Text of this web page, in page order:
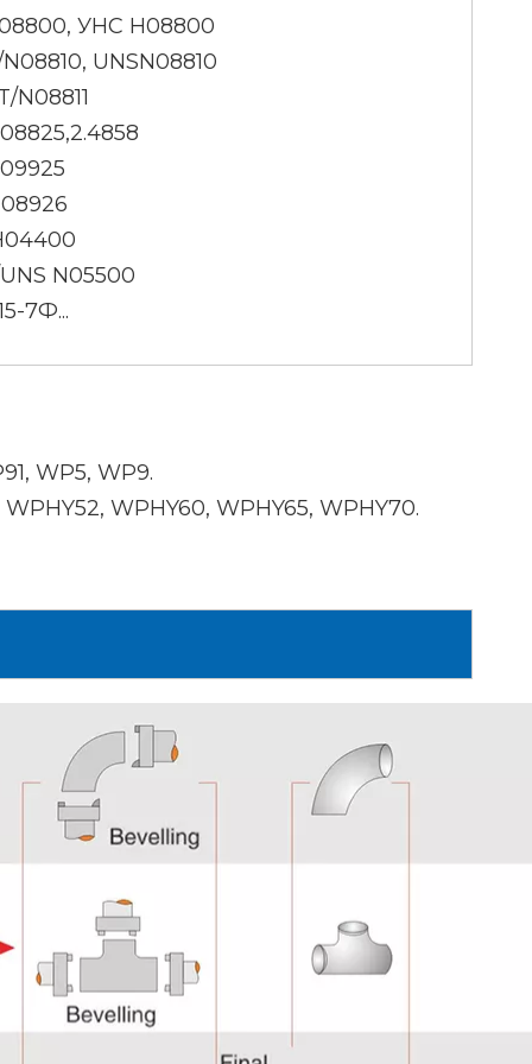
УНС Н08800
UNSN08810
N08811
N05500
7Ф...
WP5, WP9.
WPHY60, WPHY65, WPHY70.